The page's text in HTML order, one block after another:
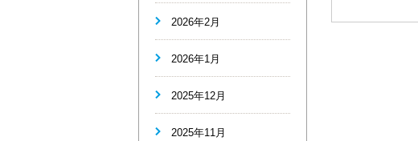
2026年2月
2026年1月
2025年12月
2025年11月